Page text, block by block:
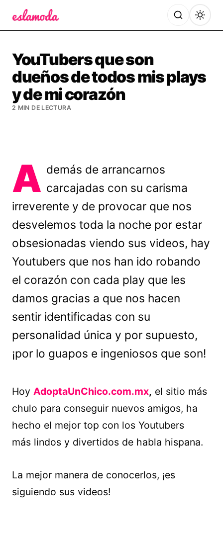
YouTubers que son
dueños de todos mis plays
y de mi corazón
2 MIN DE LECTURA
A demás de arrancarnos
carcajadas con su carisma
irreverente y de provocar que nos
desvelemos toda la noche por estar
obsesionadas viendo sus videos, hay
Youtubers que nos han ido robando
el corazón con cada play que les
damos gracias a que nos hacen
sentir identificadas con su
personalidad única y por supuesto,
¡por lo guapos e ingeniosos que son!
Hoy AdoptaUnChico.com.mx, el sitio más
chulo para conseguir nuevos amigos, ha
hecho el mejor top con los Youtubers
más lindos y divertidos de habla hispana.
La mejor manera de conocerlos, ¡es
siguiendo sus videos!